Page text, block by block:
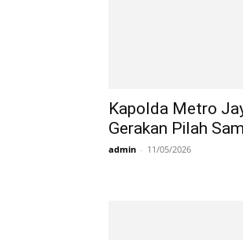
Kapolda Metro
Gerakan Pilah
admin - 11/05/2026